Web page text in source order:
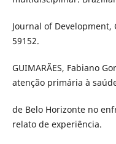
Journal of Development,
59152.
GUIMARÃES, Fabiano
atenção primária à
de Belo Horizonte no
relato de experiência.